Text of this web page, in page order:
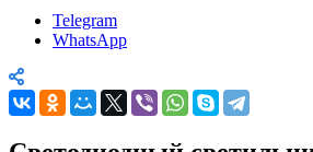
Telegram
WhatsApp